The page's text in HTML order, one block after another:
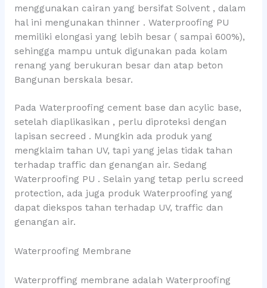
menggunakan cairan yang bersifat Solvent , dalam
hal ini mengunakan thinner . Waterproofing PU
memiliki elongasi yang lebih besar ( sampai 600%),
sehingga mampu untuk digunakan pada kolam
renang yang berukuran besar dan atap beton
Bangunan berskala besar.
Pada Waterproofing cement base dan acylic base,
setelah diaplikasikan , perlu diproteksi dengan
lapisan secreed . Mungkin ada produk yang
mengklaim tahan UV, tapi yang jelas tidak tahan
terhadap traffic dan genangan air. Sedang
Waterproofing PU . Selain yang tetap perlu screed
protection, ada juga produk Waterproofing yang
dapat diekspos tahan terhadap UV, traffic dan
genangan air.
Waterproofing Membrane
Waterproffing membrane adalah Waterproofing